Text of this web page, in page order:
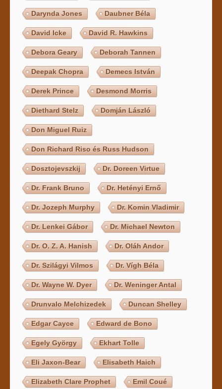
Darynda Jones Daubner Béla
David Icke David R. Hawkins
Debora Geary Deborah Tannen
Deepak Chopra Demecs István
Derek Prince Desmond Morris
Diethard Stelz Domján László
Don Miguel Ruiz
Don Richard Riso és Russ Hudson
Dosztojevszkij Dr. Doreen Virtue
Dr. Frank Bruno Dr. Hetényi Ernő
Dr. Jozeph Murphy Dr. Komin Vladimir
Dr. Lenkei Gábor Dr. Michael Newton
Dr. O. Z. A. Hanish Dr. Oláh Andor
Dr. Szilágyi Vilmos Dr. Vígh Béla
Dr. Wayne W. Dyer Dr. Weninger Antal
Drunvalo Melchizedek Duncan Shelley
Edgar Cayce Edward de Bono
Egely György Ekhart Tolle
Eli Jaxon-Bear Elisabeth Haich
Elizabeth Clare Prophet Emil Coué